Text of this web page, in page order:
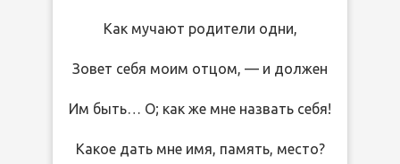
Как мучают родители одни,
Зовет себя моим отцом, — и должен
Им быть… О; как же мне назвать себя!
Какое дать мне имя, память, место?